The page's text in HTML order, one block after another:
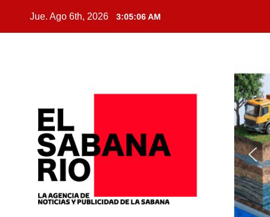
Jue. Ago 6th, 2026 3:05:07 AM